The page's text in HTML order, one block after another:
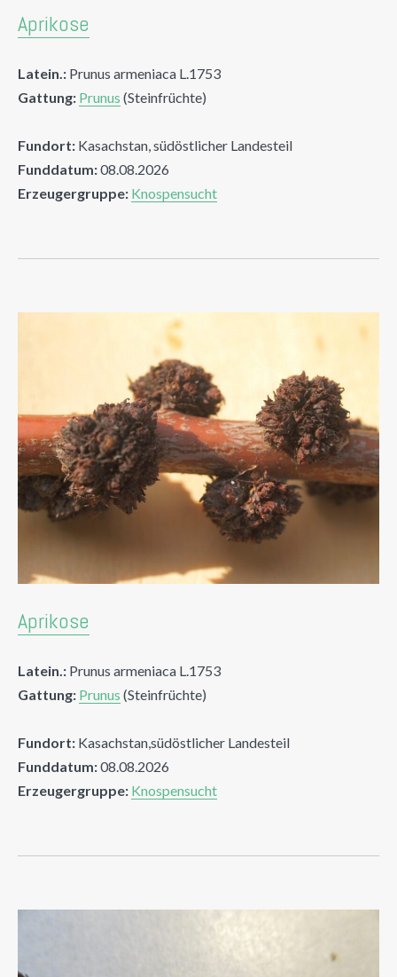
Aprikose
Latein.: Prunus armeniaca L.1753
Gattung: Prunus (Steinfrüchte)
Fundort: Kasachstan, südöstlicher Landesteil
Funddatum:08.08.2026
Erzeugergruppe: Knospensucht
Aprikose
Latein.: Prunus armeniaca L.1753
Gattung: Prunus (Steinfrüchte)
Fundort: Kasachstan,südöstlicher Landesteil
Funddatum:08.08.2026
Erzeugergruppe: Knospensucht